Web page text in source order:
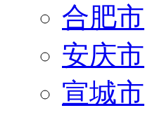
合肥市
安庆市
宣城市